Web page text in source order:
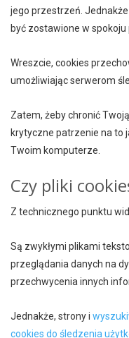
jego przestrzeń.
być zostawione w spokoju
Wreszcie, cookies
umożliwiając serwerom
Zatem, żeby chronić
krytyczne patrzenie na to
Twoim komputerze.
Czy pliki
Z technicznego punktu
Są zwykłymi plikami
przeglądania danych na
przechwycenia innych
Jednakże, strony i
cookies do śledzenia